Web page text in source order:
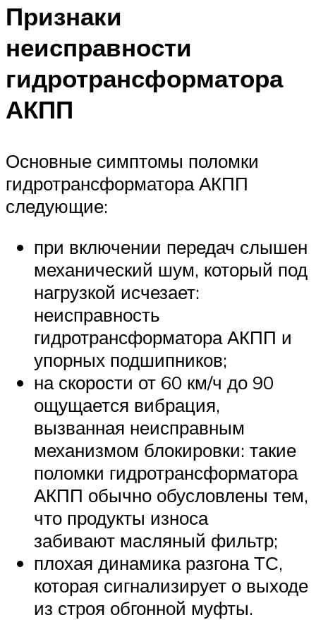
Признаки
неисправности
гидротрансформатора
АКПП
Основные симптомы поломки
гидротрансформатора АКПП
следующие:
при включении передач слышен
механический шум, который под
нагрузкой исчезает:
неисправность
гидротрансформатора АКПП и
упорных подшипников;
на скорости от 60 км/ч до 90
ощущается вибрация,
вызванная неисправным
механизмом блокировки: такие
поломки гидротрансформатора
АКПП обычно обусловлены тем,
что продукты износа
забивают масляный фильтр;
плохая динамика разгона ТС,
которая сигнализирует о выходе
из строя обгонной муфты.